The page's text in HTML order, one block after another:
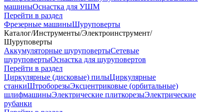
машиныОснастка для УШМ
Перейти в раздел
Фрезерные машиныШуруповерты
Каталог/Инструменты/Электроинструмент/
Шуруповерты
Аккумуляторные шуруповертыСетевые
шуруповертыОснастка для шуруповертов
Перейти в раздел
Циркулярные (дисковые) пилыЦиркулярные
станкиШтроборезыЭксцентриковые (орбитальные)
шлифмашиныЭлектрические плиткорезыЭлектрические
рубанки